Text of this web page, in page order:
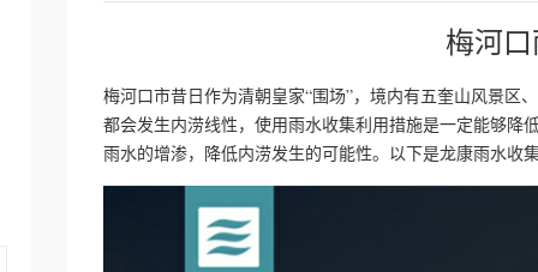
梅河
梅河口市昔日作为清朝皇家“围场”，境内有五奎山风景
都会发生内涝线性，使用雨水收集利用措施是一定能够降
雨水的增渗，降低内涝发生的可能性。以下是龙康雨水收集